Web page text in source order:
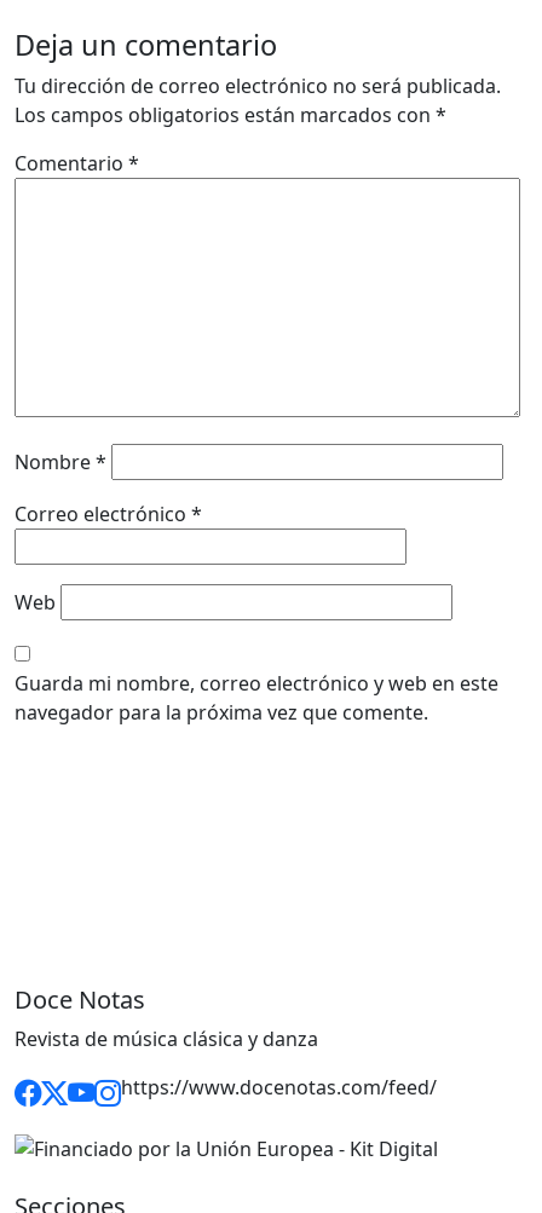
Deja un comentario
Tu dirección de correo electrónico no será publicada.
Los campos obligatorios están marcados con *
Comentario *
Nombre*
Correo electrónico *
Web
Guarda mi nombre, correo electrónico y web en este
navegador para la próxima vez que comente.
Doce Notas
Revista de música clásica y danza
https://www.docenotas.com/feed/
Secciones